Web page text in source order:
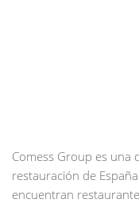
Comess Group es una
restauración de
encuentran